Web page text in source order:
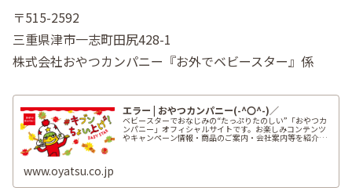
〒515-2592
三重県津市一志町田尻428-1
株式会社おやつカンパニー『お外でベビースター』係
エラー | おやつカンパニー(-^〇^-)／
ベビースターでおなじみの“たっぷりたのしい”「おやつカ
ンパニー」オフィシャルサイトです。お楽しみコンテンツ
やキャンペーン情報・商品のご案内・会社案内等を紹介し
www.oyatsu.co.jp